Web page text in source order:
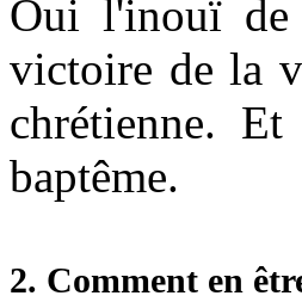
Oui l'inouï de
victoire de la
chrétienne.
baptême.
2. Comment en